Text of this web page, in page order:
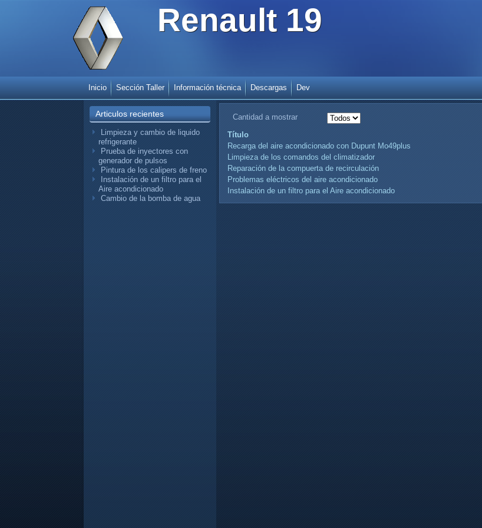
Renault 19
Inicio Sección Taller Información técnica Descargas Dev
Articulos recientes
Limpieza y cambio de liquido
refrigerante
Prueba de inyectores con
generador de pulsos
Pintura de los calipers de freno
Instalación de un filtro para el
Aire acondicionado
Cambio de la bomba de agua
Cantidad a mostrar
Título
Recarga del aire acondicionado con Dupunt Mo49plus
Limpieza de los comandos del climatizador
Reparación de la compuerta de recirculación
Problemas eléctricos del aire acondicionado
Instalación de un filtro para el Aire acondicionado